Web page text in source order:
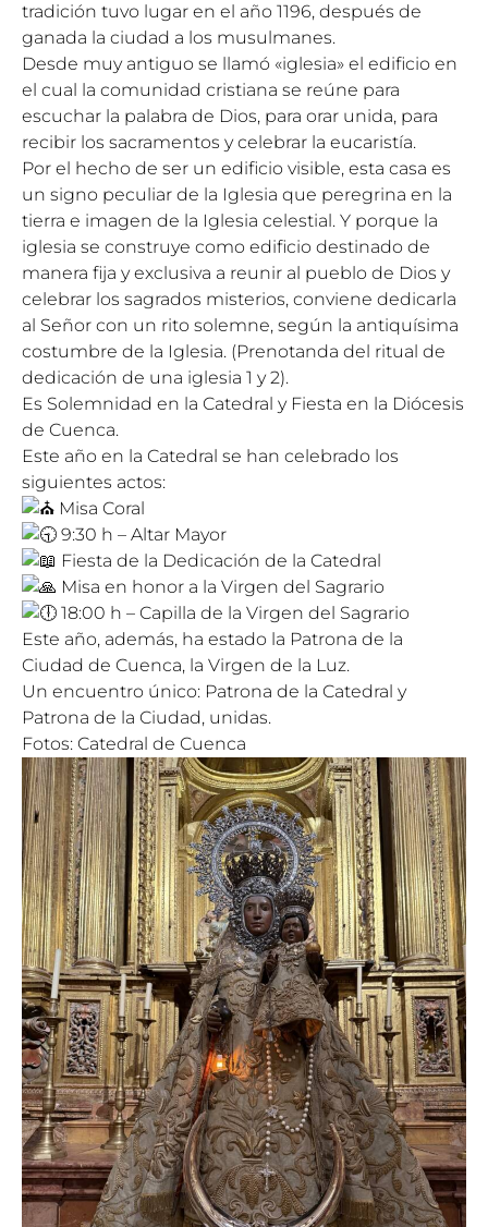
tradición tuvo lugar en el año 1196, después de
ganada la ciudad a los musulmanes.
Desde muy antiguo se llamó «iglesia» el edificio en
el cual la comunidad cristiana se reúne para
escuchar la palabra de Dios, para orar unida, para
recibir los sacramentos y celebrar la eucaristía.
Por el hecho de ser un edificio visible, esta casa es
un signo peculiar de la Iglesia que peregrina en la
tierra e imagen de la Iglesia celestial. Y porque la
iglesia se construye como edificio destinado de
manera fija y exclusiva a reunir al pueblo de Dios y
celebrar los sagrados misterios, conviene dedicarla
al Señor con un rito solemne, según la antiquísima
costumbre de la Iglesia. (Prenotanda del ritual de
dedicación de una iglesia 1 y 2).
Es Solemnidad en la Catedral y Fiesta en la Diócesis
de Cuenca.
Este año en la Catedral se han celebrado los
siguientes actos:
Misa Coral
9:30 h – Altar Mayor
Fiesta de la Dedicación de la Catedral
Misa en honor a la Virgen del Sagrario
18:00 h – Capilla de la Virgen del Sagrario
Este año, además, ha estado la Patrona de la
Ciudad de Cuenca, la Virgen de la Luz.
Un encuentro único: Patrona de la Catedral y
Patrona de la Ciudad, unidas.
Fotos: Catedral de Cuenca